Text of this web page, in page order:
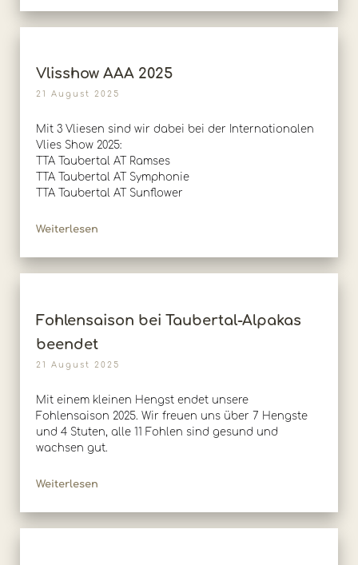
Vlisshow AAA 2025
21 August 2025
Mit 3 Vliesen sind wir dabei bei der Internationalen
Vlies Show 2025:
TTA Taubertal AT Ramses
TTA Taubertal AT Symphonie
TTA Taubertal AT Sunflower
Weiterlesen
Fohlensaison bei Taubertal-Alpakas
beendet
21 August 2025
Mit einem kleinen Hengst endet unsere
Fohlensaison 2025. Wir freuen uns über 7 Hengste
und 4 Stuten, alle 11 Fohlen sind gesund und
wachsen gut.
Weiterlesen